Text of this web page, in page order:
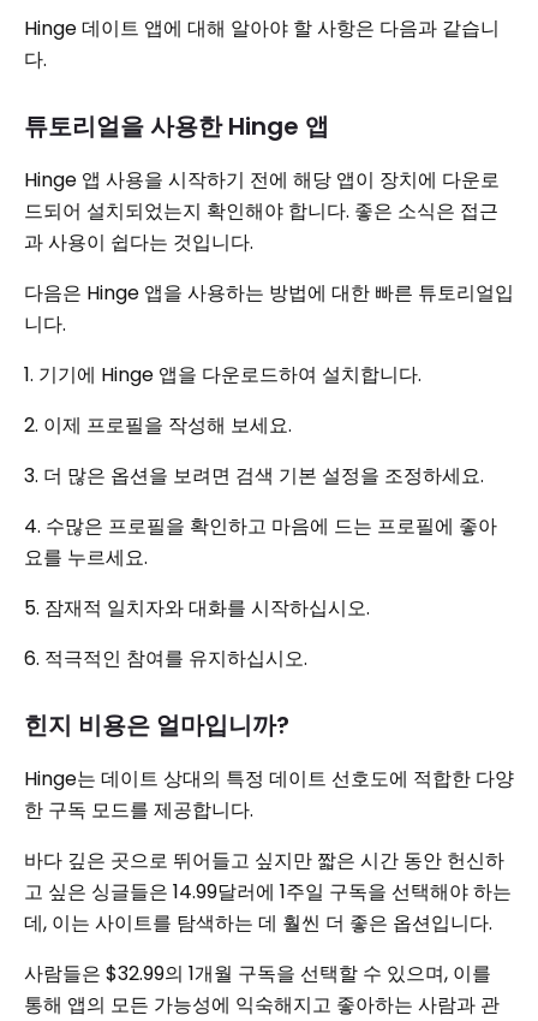
Hinge 데이트 앱에 대해 알아야 할 사항은 다음과 같습니
다.
튜토리얼을 사용한 Hinge 앱
Hinge 앱 사용을 시작하기 전에 해당 앱이 장치에 다운로
드되어 설치되었는지 확인해야 합니다. 좋은 소식은 접근
과 사용이 쉽다는 것입니다.
다음은 Hinge 앱을 사용하는 방법에 대한 빠른 튜토리얼입
니다.
1. 기기에 Hinge 앱을 다운로드하여 설치합니다.
2. 이제 프로필을 작성해 보세요.
3. 더 많은 옵션을 보려면 검색 기본 설정을 조정하세요.
4. 수많은 프로필을 확인하고 마음에 드는 프로필에 좋아
요를 누르세요.
5. 잠재적 일치자와 대화를 시작하십시오.
6. 적극적인 참여를 유지하십시오.
힌지 비용은 얼마입니까?
Hinge는 데이트 상대의 특정 데이트 선호도에 적합한 다양
한 구독 모드를 제공합니다.
바다 깊은 곳으로 뛰어들고 싶지만 짧은 시간 동안 헌신하
고 싶은 싱글들은 14.99달러에 1주일 구독을 선택해야 하는
데, 이는 사이트를 탐색하는 데 훨씬 더 좋은 옵션입니다.
사람들은 $32.99의 1개월 구독을 선택할 수 있으며, 이를
통해 앱의 모든 가능성에 익숙해지고 좋아하는 사람과 관